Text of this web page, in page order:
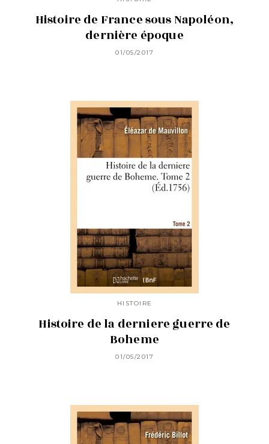
Histoire de France sous Napoléon,
dernière époque
01/05/2017
HISTOIRE
Histoire de la derniere guerre de
Boheme
01/05/2017